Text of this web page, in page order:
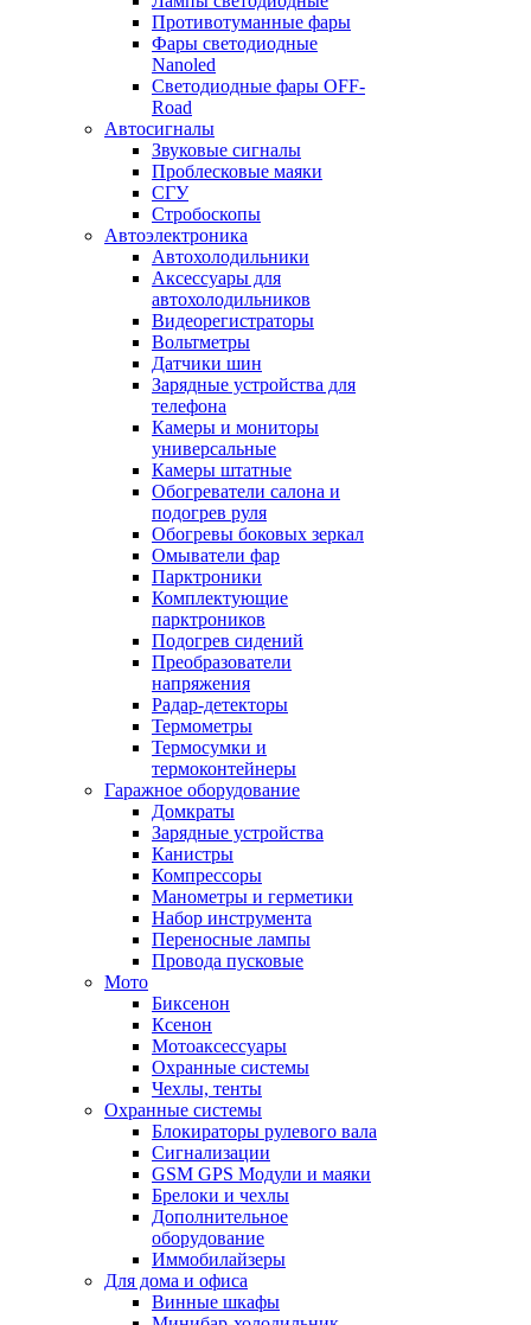
Противотуманные фары
Фары светодиодные
Nanoled
Светодиодные фары OFF-
Road
Автосигналы
Звуковые сигналы
Проблесковые маяки
СГУ
Стробоскопы
Автоэлектроника
Автохолодильники
Аксессуары для
автохолодильников
Видеорегистраторы
Вольтметры
Датчики шин
Зарядные устройства для
телефона
Камеры и мониторы
универсальные
Камеры штатные
Обогреватели салона и
подогрев руля
Обогревы боковых зеркал
Омыватели фар
Парктроники
Комплектующие
парктроников
Подогрев сидений
Преобразователи
напряжения
Радар-детекторы
Термометры
Термосумки и
термоконтейнеры
Гаражное оборудование
Домкраты
Зарядные устройства
Канистры
Компрессоры
Манометры и герметики
Набор инструмента
Переносные лампы
Провода пусковые
Мото
Биксенон
Ксенон
Мотоаксессуары
Охранные системы
Чехлы, тенты
Охранные системы
Блокираторы рулевого вала
Сигнализации
GSM GPS Модули и маяки
Брелоки и чехлы
Дополнительное
оборудование
Иммобилайзеры
Для дома и офиса
Винные шкафы